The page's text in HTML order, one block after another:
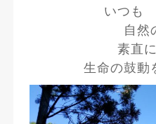
いつも
自然
素直
生命の鼓動